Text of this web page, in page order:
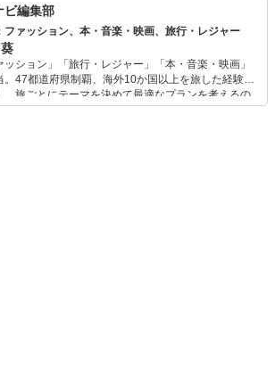
内・海外問わず一人旅で見聞を広げる。その後出
の転勤を機にライターとして各地でのライフスタイ
光情報を発信中。 総合旅行業務取扱管理者、広島県
訳案内士（英語）、TOEIC865点、英検準1級を取
在は、日本の魅力を多くの外国人に発信すべく、全
案内士の資格取得に向けて勉強中。
ビ編集部
ファッション、本・音楽・映画、旅行・レジャー
ッション」「旅行・レジャー」「本・音楽・映画」
。47都道府県制覇、海外10か国以上を旅した経験を
、旅ごとにテーマを決めて最適なプランを考えるの
。また、アパレルショップでの販売経験もあり。誰